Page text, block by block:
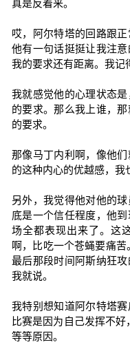
真是反着来。
哎，阿尔特塔的回路跟
他有一句话挺挺让我注
我的要求还有距离。我记
我就感觉他的心理状态
的要求。那么我上谁，
的要求。
那像马丁内利啊，像他
的这种内心的优越感，我
另外，我觉得他对他的
底是一个信任程度，他
场全都表现出来了。这
啊，比吃一个苍蝇要痛
最后那段时间阿斯纳狂攻
我就说。
我特别想知道阿尔特塔
比赛是因为自己发挥不
等等原因。